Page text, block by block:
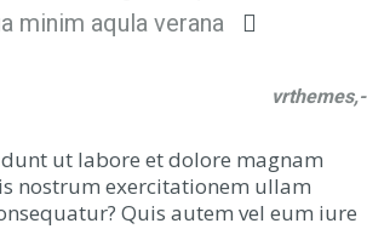
minim aqula verana
vrthemes,-
ut labore et dolore magnam
nostrum exercitationem ullam
Quis autem vel eum iure